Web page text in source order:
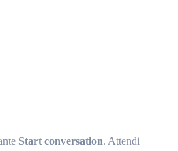
Start conversation. Attendi